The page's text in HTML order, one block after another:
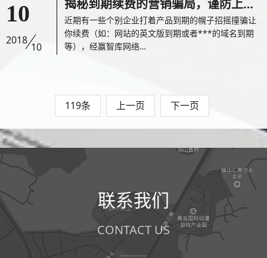
10
2018
10
揭秘到期续费的营销骗局，谨防上当！
近期有一些个别企业打着产品到期的幌子招摇撞骗让
你续费（如：网站的英文版到期或者***的域名到期
等），经赢智库网络…
119条 上一页 下一页
联系我们
CONTACT US